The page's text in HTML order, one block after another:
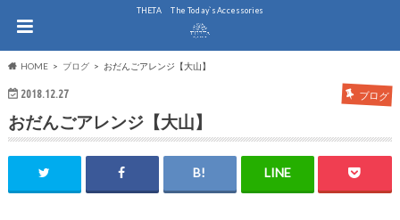
THE.TA The Today`s Accessories
HOME ブログ おだんごアレンジ【大山】
2018.12.27 ブログ
おだんごアレンジ【大山】